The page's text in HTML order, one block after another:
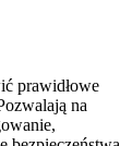
prawidłowe
na